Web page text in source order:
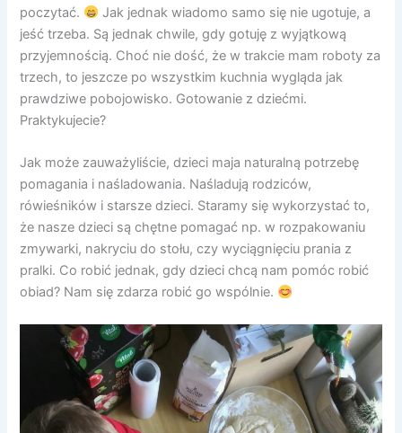
poczytać.
Jak jednak wiadomo samo się nie ugotuje, a
jeść trzeba. Są jednak chwile, gdy gotuję z wyjątkową
przyjemnością. Choć nie dość, że w trakcie mam roboty za
trzech, to jeszcze po wszystkim kuchnia wygląda jak
prawdziwe pobojowisko. Gotowanie z dziećmi.
Praktykujecie?
Jak może zauważyliście, dzieci maja naturalną potrzebę
pomagania i naśladowania. Naśladują rodziców,
rówieśników i starsze dzieci. Staramy się wykorzystać to,
że nasze dzieci są chętne pomagać np. w rozpakowaniu
zmywarki, nakryciu do stołu, czy wyciągnięciu prania z
pralki. Co robić jednak, gdy dzieci chcą nam pomóc robić
obiad? Nam się zdarza robić go wspólnie.